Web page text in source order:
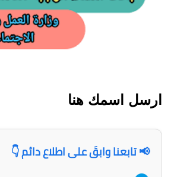
المرحلة
المرحلة
اخبار
ارسل اسمك هنا
📢 تابعنا وابقَ على اطلاع دائم 👇